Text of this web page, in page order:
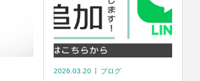
2026.03.20 ブログ